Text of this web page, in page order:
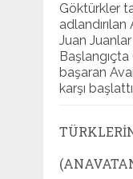
Göktürkler
Juan
başaran
karşı